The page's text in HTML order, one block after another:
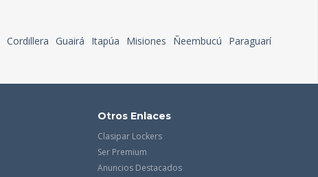
Cordillera Guairá Itapúa Misiones Ñeembucú
Paraguarí
Otros Enlaces
Clasipar Lockers
Ser Premium
Anuncios Destacados